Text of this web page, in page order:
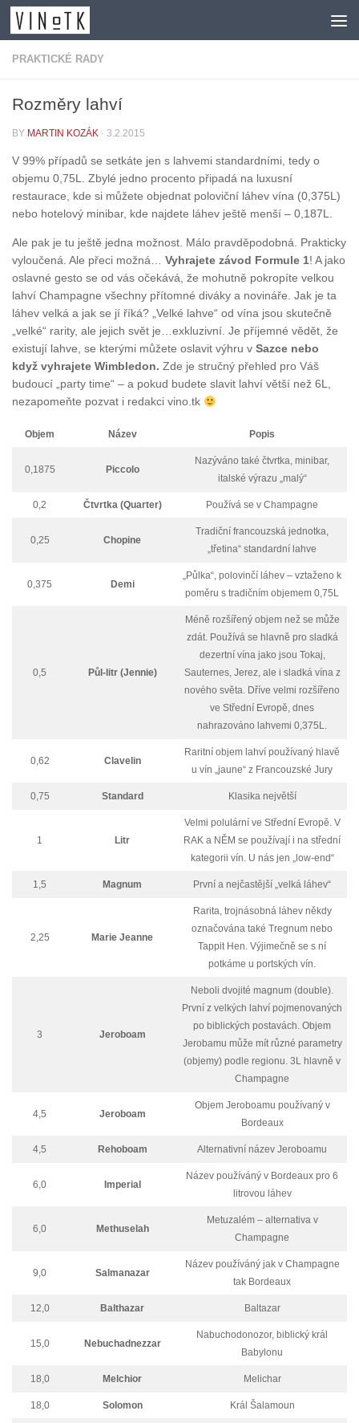
Skip to content
PRAKTICKÉ RADY
Rozměry lahví
BY MARTIN KOZÁK · 3.2.2015
V 99% případů se setkáte jen s lahvemi standardními, tedy o
objemu 0,75L. Zbylé jedno procento připadá na luxusní
restaurace, kde si můžete objednat poloviční láhev vína (0,375L)
nebo hotelový minibar, kde najdete láhev ještě menší – 0,187L.
Ale pak je tu ještě jedna možnost. Málo pravděpodobná. Prakticky
vyloučená. Ale přeci možná… Vyhrajete závod Formule 1! A jako
oslavné gesto se od vás očekává, že mohutně pokropíte velkou
lahví Champagne všechny přítomné diváky a novináře. Jak je ta
láhev velká a jak se jí říká? „Velké lahve“ od vína jsou skutečně
„velké“ rarity, ale jejich svět je…exkluzivní. Je příjemné vědět, že
existují lahve, se kterými můžete oslavit výhru v Sazce nebo
když vyhrajete Wimbledon. Zde je stručný přehled pro Váš
budoucí „party time“ – a pokud budete slavit lahví větší než 6L,
nezapomeňte pozvat i redakci vino.tk
Objem Název Popis
0,1875 Piccolo
Nazýváno také čtvrtka, minibar,
italské výrazu „malý“
0,2 Čtvrtka (Quarter) Používá se v Champagne
0,25 Chopine
Tradiční francouzská jednotka,
„třetina“ standardní lahve
0,375 Demi
„Půlka“, polovinčí láhev – vztaženo k
poměru s tradičním objemem 0,75L
0,5 Půl-litr (Jennie)
Méně rozšířený objem než se může
zdát. Používá se hlavně pro sladká
dezertní vína jako jsou Tokaj,
Sauternes, Jerez, ale i sladká vína z
nového světa. Dříve velmi rozšířeno
ve Střední Evropě, dnes
nahrazováno lahvemi 0,375L.
0,62 Clavelin
Raritní objem lahví používaný hlavě
u vín „jaune“ z Francouzské Jury
0,75 Standard Klasika největší
1 Litr
Velmi polulární ve Střední Evropě. V
RAK a NĚM se používají i na střední
kategorii vín. U nás jen „low-end“
1,5 Magnum První a nejčastější „velká láhev“
2,25 Marie Jeanne
Rarita, trojnásobná láhev někdy
označována také Tregnum nebo
Tappit Hen. Výjimečně se s ní
potkáme u portských vín.
3 Jeroboam
Neboli dvojité magnum (double).
První z velkých lahví pojmenovaných
po biblických postavách. Objem
Jerobamu může mít různé parametry
(objemy) podle regionu. 3L hlavně v
Champagne
4,5 Jeroboam
Objem Jeroboamu používaný v
Bordeaux
4,5 Rehoboam Alternativní název Jeroboamu
6,0 Imperial
Název používáný v Bordeaux pro 6
litrovou láhev
6,0 Methuselah
Metuzalém – alternativa v
Champagne
9,0 Salmanazar
Název používáný jak v Champagne
tak Bordeaux
12,0 Balthazar Baltazar
15,0 Nebuchadnezzar
Nabuchodonozor, biblický král
Babylonu
18,0 Melchior Melichar
18,0 Solomon Král Šalamoun